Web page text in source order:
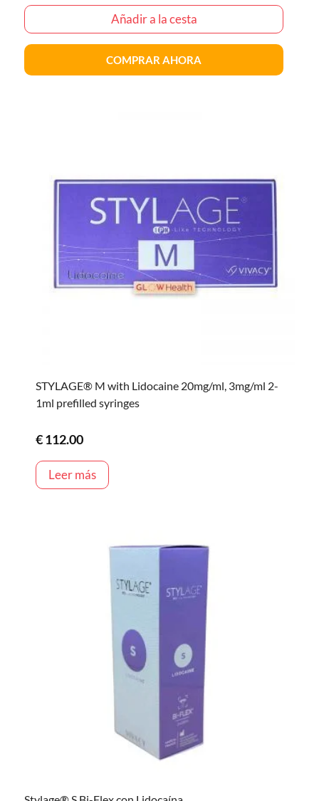
Añadir a la cesta
COMPRAR AHORA
STYLAGE® M with Lidocaine 20mg/ml, 3mg/ml 2-
1ml prefilled syringes
€112.00
Leer más